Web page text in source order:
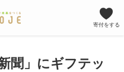
寄付をする
聞」にギフテッ